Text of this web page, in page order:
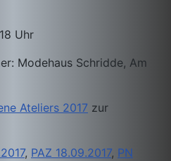
Uhr
Modehaus Schridde, Am
Ateliers 2017 zur
, PAZ 18.09.2017, PN